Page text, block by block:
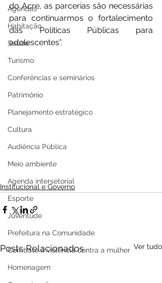
Agendas
Habitação
Saúde
Turismo
Conferências e seminários
Patrimônio
Planejamento estratégico
Cultura
Audiência Pública
Meio ambiente
Agenda intersetorial
Esporte
Juventude
Prefeitura na Comunidade
Combate à violência contra a mulher
Homenagem
do Acre, as parcerias são necessárias
para continuarmos o fortalecimento
das Políticas Públicas para
adolescentes”.
Institucional e Governo
Posts Relacionados Ver tudo